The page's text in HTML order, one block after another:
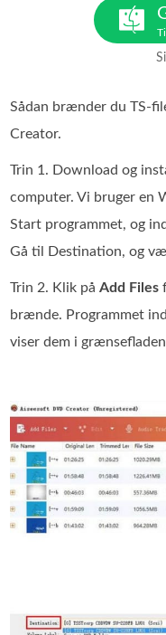
Sådan brænder du TS-
Creator.
Trin 1. Download og
computer. Vi bruger en
Start programmet, og
Gå til Destination, og
Trin 2. Klik påAdd Files
brænde. Programmet
viser dem i